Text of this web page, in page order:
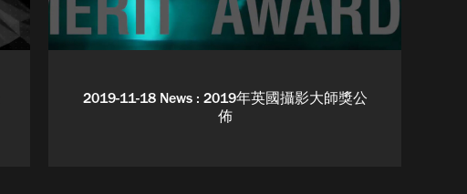
2019-11-18 News : 2019年英國攝影大師獎公
佈